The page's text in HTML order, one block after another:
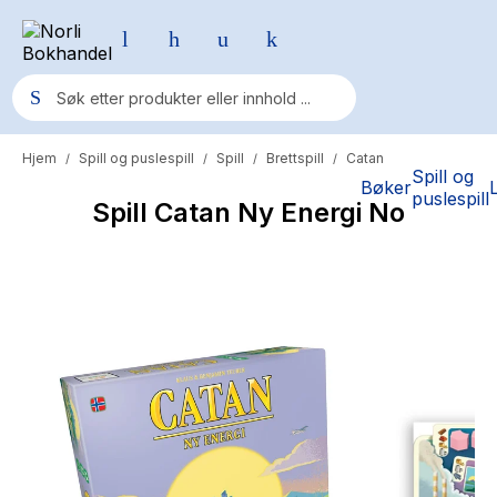
BøkerSpill og
puslespill
Populære søk
Pokemon
Elizabeth Strout
Hitster
Hypopressiv trening
Hjem / Spill og puslespill / Spill / Brettspill / Catan
Spill Catan Ny Energi No